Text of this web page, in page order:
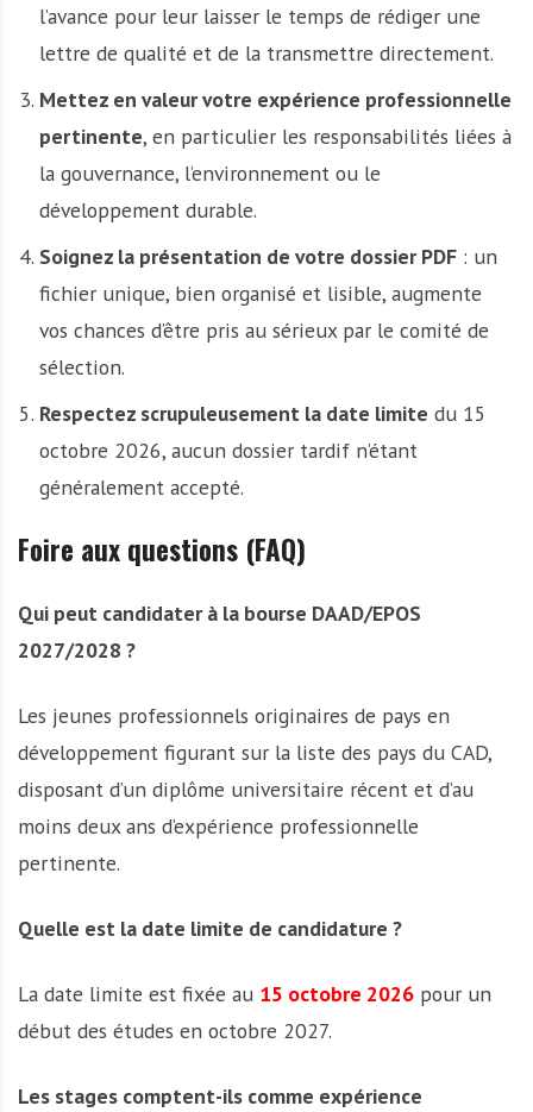
l’avance pour leur laisser le temps de rédiger une
lettre de qualité et de la transmettre directement.
Mettez en valeur votre expérience professionnelle
pertinente, en particulier les responsabilités liées à
la gouvernance, l’environnement ou le
développement durable.
Soignez la présentation de votre dossier PDF: un
fichier unique, bien organisé et lisible, augmente
vos chances d’être pris au sérieux par le comité de
sélection.
Respectez scrupuleusement la date limite du 15
octobre 2026, aucun dossier tardif n’étant
généralement accepté.
Foire aux questions (FAQ)
Qui peut candidater à la bourse DAAD/EPOS
2027/2028 ?
Les jeunes professionnels originaires de pays en
développement figurant sur la liste des pays du CAD,
disposant d’un diplôme universitaire récent et d’au
moins deux ans d’expérience professionnelle
pertinente.
Quelle est la date limite de candidature ?
La date limite est fixée au 15 octobre 2026 pour un
début des études en octobre 2027.
Les stages comptent-ils comme expérience